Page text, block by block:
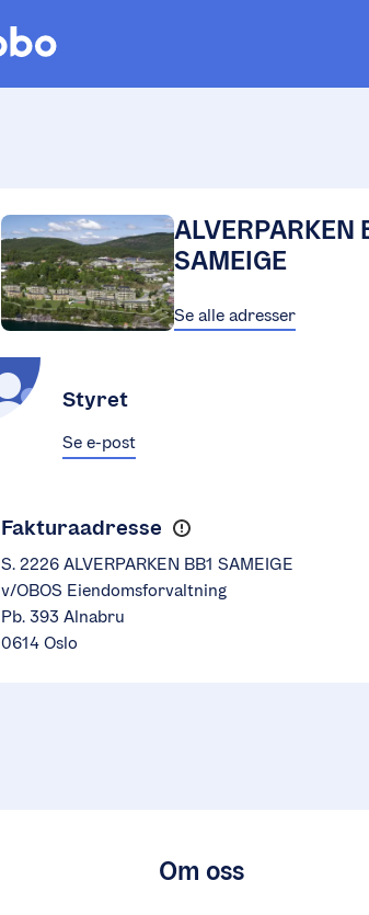
ALVERPARKEN
SAMEIGE
Se alle adresser
Styret
Se e-post
Fakturaadresse
S. 2226 ALVERPARKEN BB1 SAMEIGE
v/OBOS Eiendomsforvaltning
Pb. 393 Alnabru
0614 Oslo
Om oss